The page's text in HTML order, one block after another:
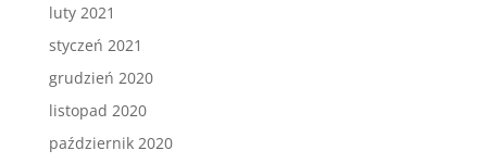
luty 2021
styczeń 2021
grudzień 2020
listopad 2020
październik 2020